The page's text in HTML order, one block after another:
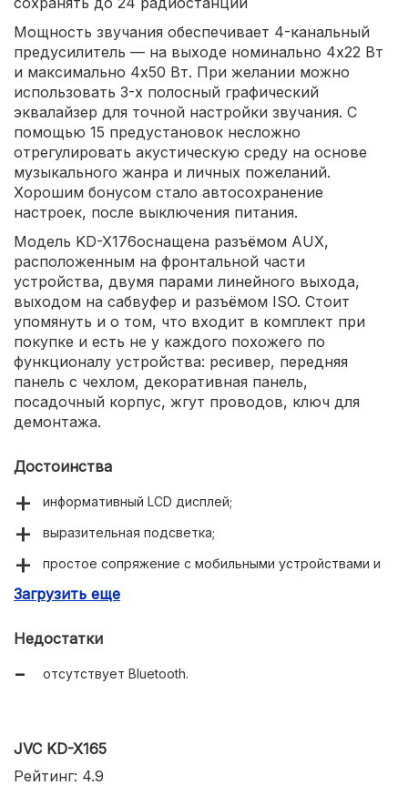
Мощность звучания обеспечивает 4-канальный
предусилитель — на выходе номинально 4х22 Вт
и максимально 4х50 Вт. При желании можно
использовать 3-х полосный графический
эквалайзер для точной настройки звучания. С
помощью 15 предустановок несложно
отрегулировать акустическую среду на основе
музыкального жанра и личных пожеланий.
Хорошим бонусом стало автосохранение
настроек, после выключения питания.
Модель KD-X176оснащена разъёмом AUX,
расположенным на фронтальной части
устройства, двумя парами линейного выхода,
выходом на сабвуфер и разъёмом ISO. Стоит
упомянуть и о том, что входит в комплект при
покупке и есть не у каждого похожего по
функционалу устройства: ресивер, передняя
панель с чехлом, декоративная панель,
посадочный корпус, жгут проводов, ключ для
демонтажа.
Достоинства
информативный LCD дисплей;
выразительная подсветка;
простое сопряжение с мобильными устройствами и
цифровой тюнер;
подавление радиопомех;
Загрузить еще
Недостатки
отсутствует Bluetooth.
JVC KD-X165
Рейтинг: 4.9